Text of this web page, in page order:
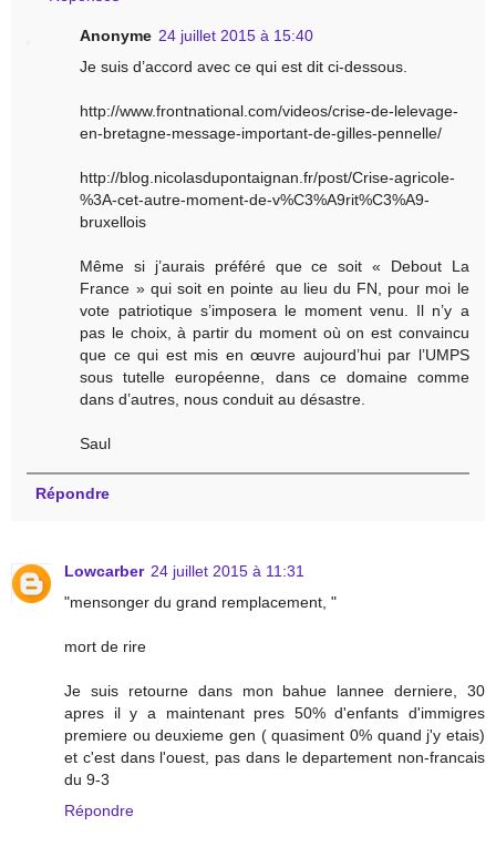
Anonyme 24 juillet 2015 à 15:40
Je suis d’accord avec ce qui est dit ci-dessous.
http://www.frontnational.com/videos/crise-de-lelevage-
en-bretagne-message-important-de-gilles-pennelle/
http://blog.nicolasdupontaignan.fr/post/Crise-agricole-
%3A-cet-autre-moment-de-v%C3%A9rit%C3%A9-
bruxellois
Même si j’aurais préféré que ce soit « Debout La
France » qui soit en pointe au lieu du FN, pour moi le
vote patriotique s’imposera le moment venu. Il n’y a
pas le choix, à partir du moment où on est convaincu
que ce qui est mis en œuvre aujourd’hui par l’UMPS
sous tutelle européenne, dans ce domaine comme
dans d’autres, nous conduit au désastre.
Saul
Répondre
Lowcarber 24 juillet 2015 à 11:31
"mensonger du grand remplacement, "
mort de rire
Je suis retourne dans mon bahue lannee derniere, 30
apres il y a maintenant pres 50% d'enfants d'immigres
premiere ou deuxieme gen ( quasiment 0% quand j'y etais)
et c'est dans l'ouest, pas dans le departement non-francais
du 9-3
Répondre